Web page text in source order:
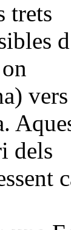
trets
dels